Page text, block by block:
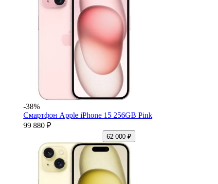
-38%
Смартфон Apple iPhone 15 256GB Pink
99 880 ₽
62 000 ₽